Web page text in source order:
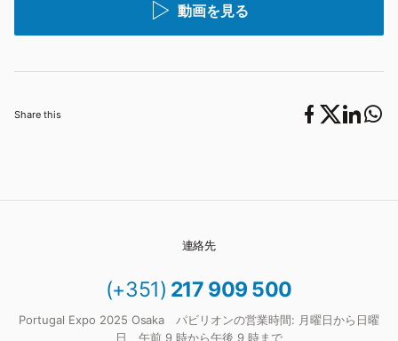
Share this
動画を見る
連絡先
(+351) 217 909 500
Portugal Expo 2025 Osaka パビリオンの営業時間: 月曜日から日曜
日、午前 9 時から午後 9 時まで